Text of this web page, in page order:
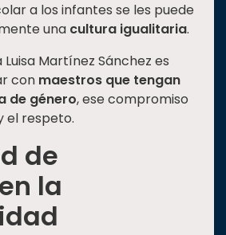
a los infantes se les puede
una cultura igualitaria.
Martínez Sánchez es
con maestros que tengan
de género, ese compromiso
el respeto.
de
en la